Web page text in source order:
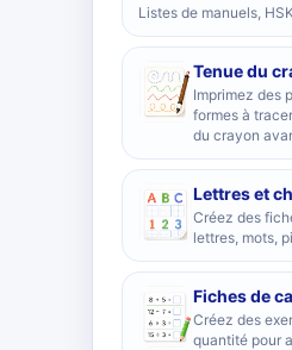
Listes de manuels,
Tenue du
Imprimez des
formes à
du crayon
Lettres et
Créez des
lettres, mots,
Fiches de
Créez des
quantité pour